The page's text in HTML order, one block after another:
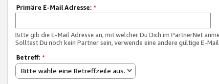
Primäre E-Mail Adresse: *
Bitte gib die E-Mail Adresse an, mit welcher Du Dich im PartnerNet
Solltest Du noch kein Partner sein, verwende eine andere gültige E-
Betreff: *
Bitte wähle eine Betreffzeile aus.